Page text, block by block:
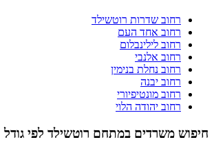
רחוב שדרות רוטשילד
רחוב אחד העם
רחוב לילינבלום
רחוב אלנבי
רחוב נחלת בנימין
רחוב יבנה
רחוב מונטיפיורי
רחוב יהודה הלוי
חיפוש משרדים במתחם רוטשילד לפי גודל